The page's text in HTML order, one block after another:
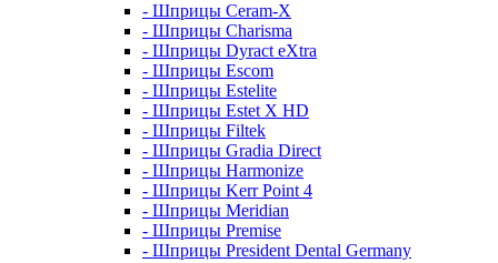
- Шприцы Ceram-X
- Шприцы Charisma
- Шприцы Dyract eXtra
- Шприцы Escom
- Шприцы Estelite
- Шприцы Estet X HD
- Шприцы Filtek
- Шприцы Gradia Direct
- Шприцы Harmonize
- Шприцы Kerr Point 4
- Шприцы Meridian
- Шприцы Premise
- Шприцы President Dental Germany